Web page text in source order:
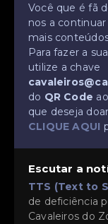
Você que é fã
nos a
mais
Para fazer a
utilize a chave
do QR Code
que deseja
CLIQUE AQUI
Escutar a
TTS (Text to
de deficiência
Cavaleiros do